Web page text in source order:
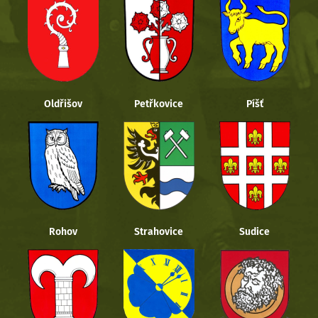
Oldřišov Petřkovice Píšť
Rohov Strahovice Sudice